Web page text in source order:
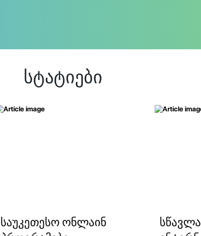
სტატიები
საუკეთესო ონლაინ